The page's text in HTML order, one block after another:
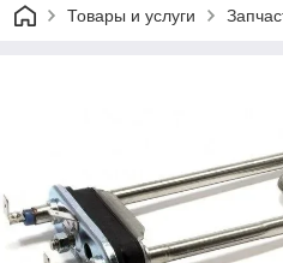
Товары и услуги